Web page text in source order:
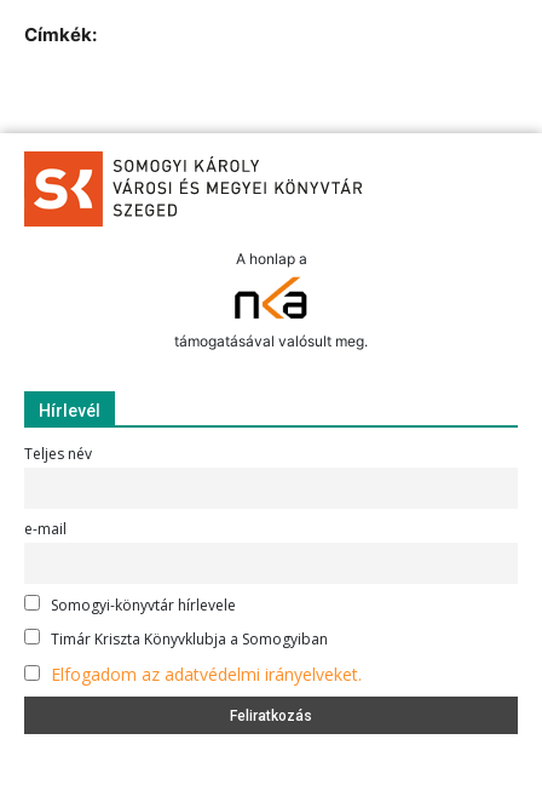
Címkék:
A honlap a
támogatásával valósult meg.
Hírlevél
Teljes név
e-mail
Somogyi-könyvtár hírlevele
Timár Kriszta Könyvklubja a Somogyiban
Elfogadom az adatvédelmi irányelveket.